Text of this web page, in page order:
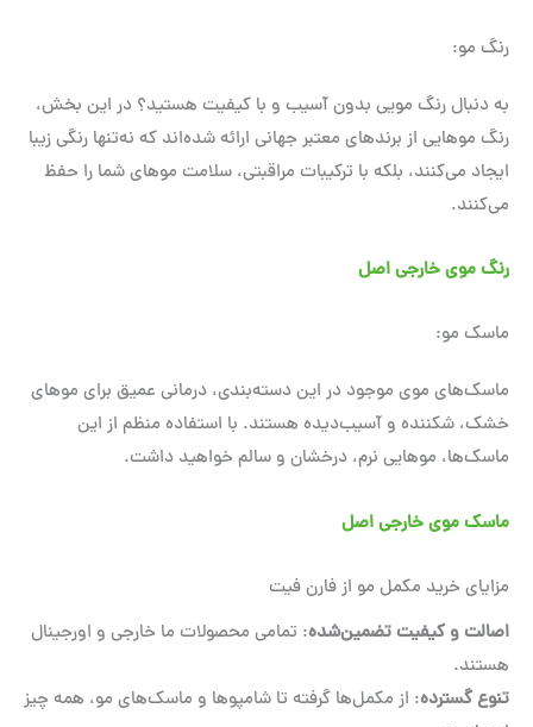
رنگ مو:
به دنبال رنگ مویی بدون آسیب و با کیفیت هستید؟ در این بخش،
رنگ موهایی از برندهای معتبر جهانی ارائه شده‌اند که نه‌تنها رنگی زیبا
ایجاد می‌کنند، بلکه با ترکیبات مراقبتی، سلامت موهای شما را حفظ
می‌کنند.
رنگ موی خارجی اصل
ماسک مو:
ماسک‌های موی موجود در این دسته‌بندی، درمانی عمیق برای موهای
خشک، شکننده و آسیب‌دیده هستند. با استفاده منظم از این
ماسک‌ها، موهایی نرم، درخشان و سالم خواهید داشت.
ماسک موی خارجی اصل
مزایای خرید مکمل مو از فارن فیت
اصالت و کیفیت تضمین‌شده: تمامی محصولات ما خارجی و اورجینال
هستند.
تنوع گسترده: از مکمل‌ها گرفته تا شامپوها و ماسک‌های مو، همه چیز